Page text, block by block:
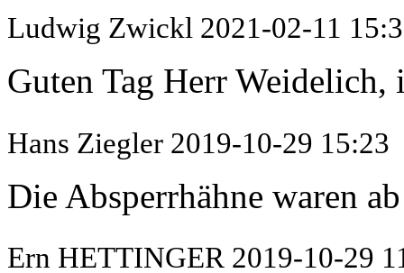
Ludwig Zwickl 2021-02-11
Guten Tag Herr
Hans Ziegler 2019-10-29 15:23
Die Absperrhähne waren
Ern HETTINGER 2019-10-29